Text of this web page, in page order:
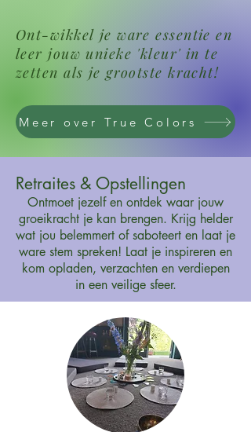
Ont-wikkel je ware essentie en
leer jouw unieke 'kleur' in te
zetten als je grootste kracht!
Meer over True Colors
Retraites & Opstellingen
Ontmoet jezelf en ontdek waar jouw
groeikracht je kan brengen. Krijg helder
wat jou belemmert of saboteert en laat je
ware stem spreken! Laat je inspireren en
kom opladen, verzachten en verdiepen
in een veilige sfeer.